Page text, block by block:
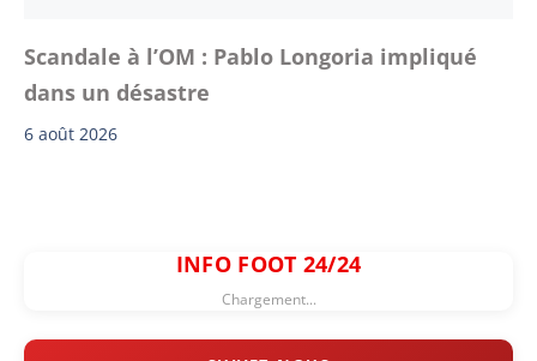
Scandale à l’OM : Pablo Longoria impliqué
dans un désastre
6 août 2026
INFO FOOT 24/24
Chargement...